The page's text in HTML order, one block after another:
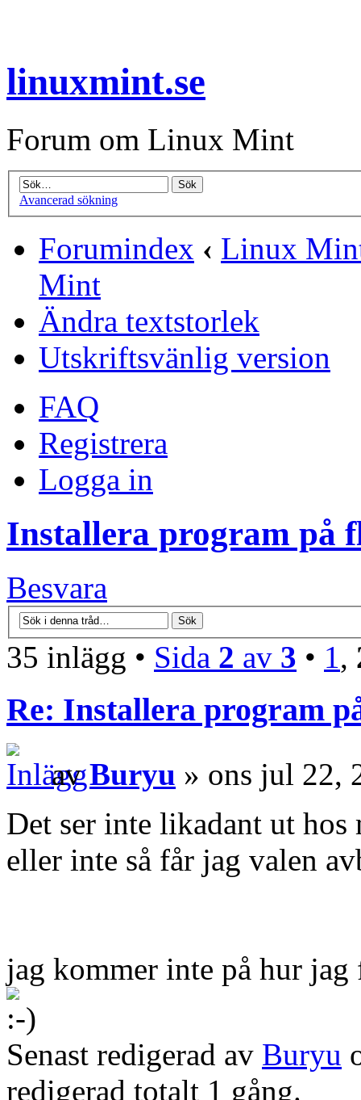
linuxmint.se
Forum om Linux Mint
Avancerad sökning
Forumindex ‹ Linux
Mint
Ändra textstorlek
Utskriftsvänlig version
FAQ
Registrera
Logga in
Installera program på
Besvara
35 inlägg • Sida 2 av 3 • 1,
Re: Installera program
avBuryu » ons jul 22,
Det ser inte likadant ut
eller inte så får jag valen
jag kommer inte på hur
Senast redigerad av Buryu
redigerad totalt 1 gång.